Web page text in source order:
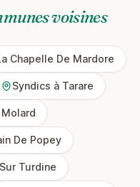
voisines
Chapelle De Mardore
Syndics à Tarare
De Popey
Turdine